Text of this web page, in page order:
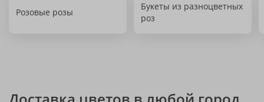
Розовые розы
Букеты из разноцветных
роз